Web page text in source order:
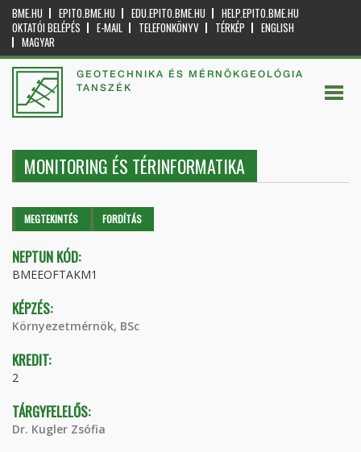
BME.HU EPITO.BME.HU EDU.EPITO.BME.HU
HELP.EPITO.BME.HU
OKTATÓI BELÉPÉS
E-MAIL TELEFONKÖNYV TÉRKÉP
ENGLISH
MAGYAR
GEOTECHNIKA ÉS MÉRNÖKGEOLÓGIA
TANSZÉK
MONITORING ÉS TÉRINFORMATIKA
Elsődleges fülek
MEGTEKINTÉS (AKTÍVFORDÍTÁS
NEPTUN KÓD:
BMEEOFTAKM1
KÉPZÉS:
Környezetmérnök, BSc
KREDIT:
2
TÁRGYFELELŐS:
Dr. Kugler Zsófia